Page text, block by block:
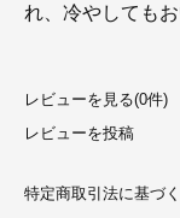
れ、冷やしても
レビューを見る(0件)
レビューを投稿
特定商取引法に基づ